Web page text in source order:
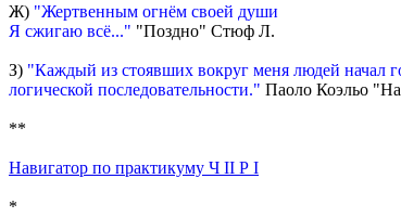
Ж) "Жертвенным огнём своей души
Я сжигаю всё..." "Поздно" Стюф Л.
З) "Каждый из стоявших вокруг меня людей начал
логической последовательности." Паоло Коэльо "На
**
Навигатор по практикуму Ч II Р I
*